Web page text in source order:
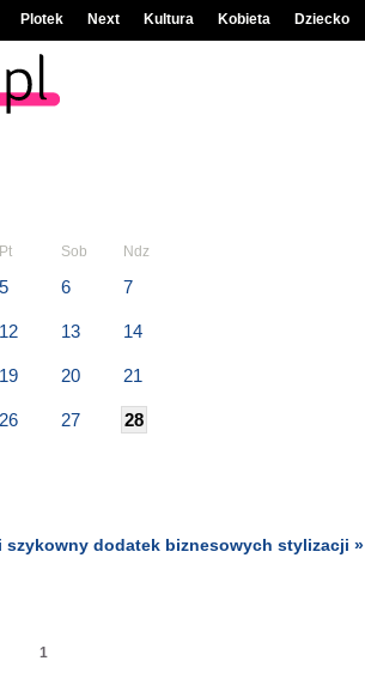
Plotek Next Kultura Kobieta Dziecko
Pt Sob Ndz
5 6 7
12 13 14
19 20 21
26 27 28
szykowny dodatek biznesowych stylizacji »
1